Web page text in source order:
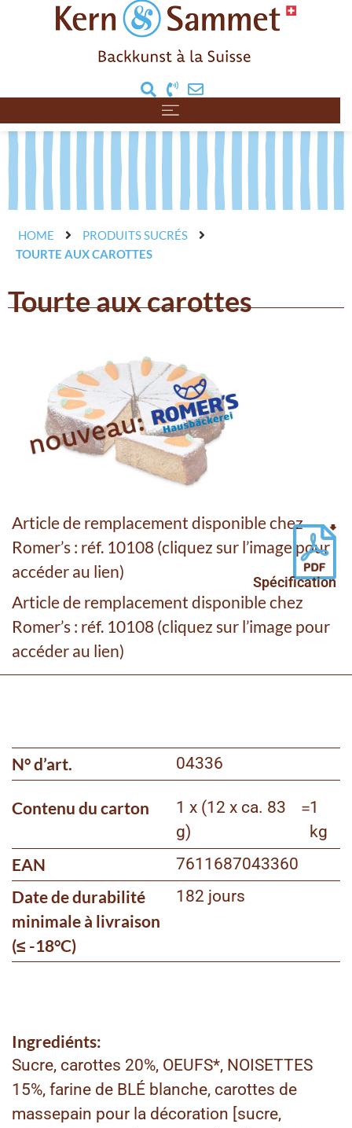
HOME
PRODUITS SUCRÉS
TOURTE AUX CAROTTES
Tourte aux carottes
Article de remplacement disponible chez
Romer’s : réf. 10108 (cliquez sur l’image pour
accéder au lien)
Spécification
Article de remplacement disponible chez
Romer’s : réf. 10108 (cliquez sur l’image pour
accéder au lien)
N° d’art. 04336
Contenu du carton
1 x (12 x ca. 83
g)
=1
kg
EAN 7611687043360
Date de durabilité
minimale à livraison
(≤ -18°C)
182 jours
Ingrediénts:
Sucre, carottes 20%, OEUFS*, NOISETTES
15%, farine de BLÉ blanche, carottes de
massepain pour la décoration [sucre,